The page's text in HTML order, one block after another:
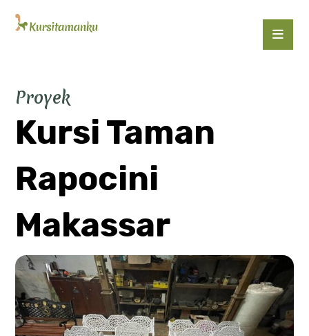
Proyek
Kursi Taman
Rapocini
Makassar